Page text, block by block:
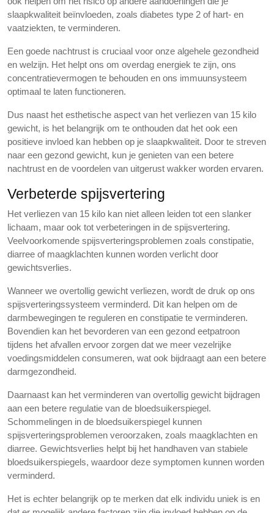
slaapkwaliteit beïnvloeden, zoals diabetes type 2 of hart- en
vaatziekten, te verminderen.
Een goede nachtrust is cruciaal voor onze algehele gezondheid
en welzijn. Het helpt ons om overdag energiek te zijn, ons
concentratievermogen te behouden en ons immuunsysteem
optimaal te laten functioneren.
Dus naast het esthetische aspect van het verliezen van 15 kilo
gewicht, is het belangrijk om te onthouden dat het ook een
positieve invloed kan hebben op je slaapkwaliteit. Door te streven
naar een gezond gewicht, kun je genieten van een betere
nachtrust en de voordelen van uitgerust wakker worden ervaren.
Verbeterde spijsvertering
Het verliezen van 15 kilo kan niet alleen leiden tot een slanker
lichaam, maar ook tot verbeteringen in de spijsvertering.
Veelvoorkomende spijsverteringsproblemen zoals constipatie,
diarree of maagklachten kunnen worden verlicht door
gewichtsverlies.
Wanneer we overtollig gewicht verliezen, wordt de druk op ons
spijsverteringssysteem verminderd. Dit kan helpen om de
darmbewegingen te reguleren en constipatie te verminderen.
Bovendien kan het bevorderen van een gezond eetpatroon
tijdens het afvallen ervoor zorgen dat we meer vezelrijke
voedingsmiddelen consumeren, wat ook bijdraagt ​​aan een betere
darmgezondheid.
Daarnaast kan het verminderen van overtollig gewicht bijdragen
aan een betere regulatie van de bloedsuikerspiegel.
Schommelingen in de bloedsuikerspiegel kunnen
spijsverteringsproblemen veroorzaken, zoals maagklachten en
diarree. Gewichtsverlies helpt bij het handhaven van stabiele
bloedsuikerspiegels, waardoor deze symptomen kunnen worden
verminderd.
Het is echter belangrijk op te merken dat elk individu uniek is en